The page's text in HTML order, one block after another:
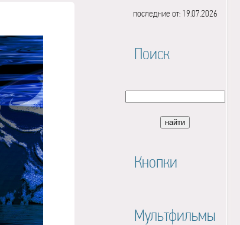
последние от: 19.07.2026
Поиск
Кнопки
Мультфильмы